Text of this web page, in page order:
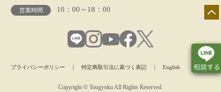
営業時間 10：00～18：00
プライバシーポリシー ｜特定商取引法に基づく表記 ｜English
Copyright © Tougyoku All Rights Reserved.